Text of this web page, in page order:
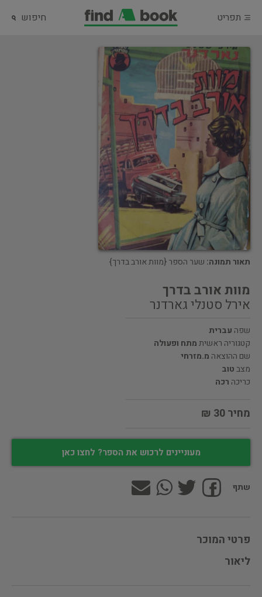
תפריט חיפוש
תאור תמונה: שער הספר {מוות אורב בדרך}
מוות אורב בדרך
אירל סטנלי גארדנר
שפה עברית
קטגוריה ראשיתמתח ופעולה
שם ההוצאה מ.מזרחי
מצבטוב
כריכה רכה
מחיר 30 ₪
מעוניינים לרכוש את הספר? לחצו כאן
שתף
פרטי המוכר
ליאור